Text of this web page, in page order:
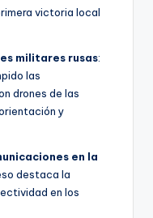
victoria local
militares rusas:
las
drones de las
y
en la
destaca la
en los